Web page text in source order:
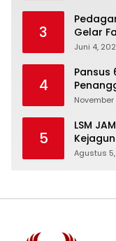
3
Gelar
Juni 4,
4
Pansus
5
LSM
Agustus